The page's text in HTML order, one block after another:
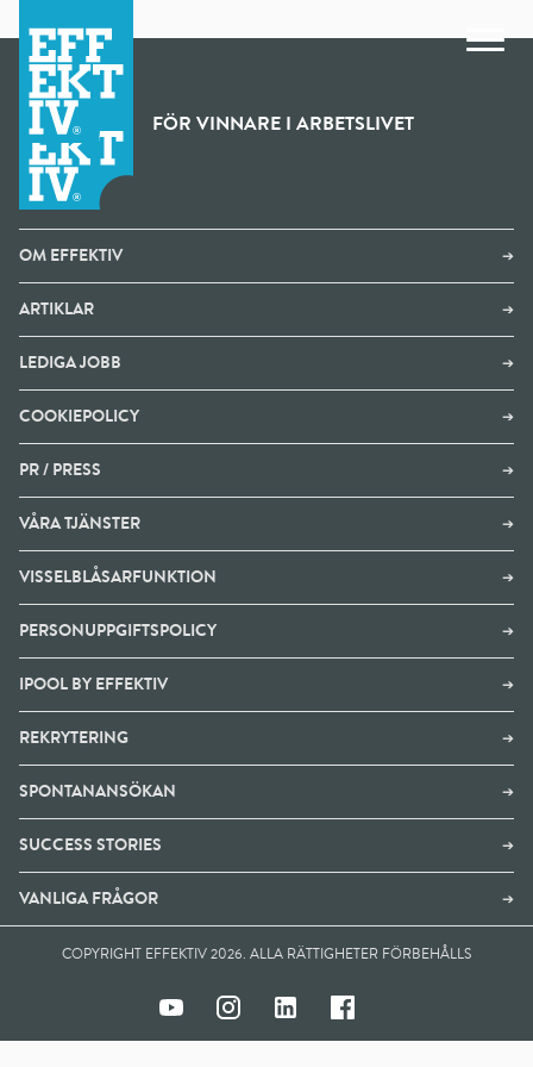
FÖR VINNARE I ARBETSLIVET
OM EFFEKTIV ➔
ARTIKLAR ➔
LEDIGA JOBB ➔
COOKIEPOLICY ➔
PR / PRESS ➔
VÅRA TJÄNSTER ➔
VISSELBLÅSARFUNKTION ➔
PERSONUPPGIFTSPOLICY ➔
IPOOL BY EFFEKTIV ➔
REKRYTERING ➔
SPONTANANSÖKAN ➔
SUCCESS STORIES ➔
VANLIGA FRÅGOR ➔
COPYRIGHT EFFEKTIV 2026. ALLA RÄTTIGHETER FÖRBEHÅLLS